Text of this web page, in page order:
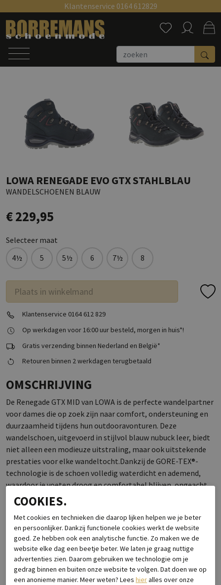
Klantenservice 0164 612829 Zoeken
LOWA RENEGADE EVO GTX STAHLBLAU
WANDELSCHOENEN BLAUW
€ 229,95
Selecteer maat
4½
5 5½ 6 7½ 8
Plaats in winkelmand
Klantenservice 0164 612 829
Op werkdagen voor 16:00 uur besteld, morgen in huis*!
Gratis verzending binnen Nederland en België*
Retouren binnen 2 werkdagen terugbetaald
OMSCHRIJVING
De Renegade GTX MID van LOWA is de perfecte wandelpartner
voor dames die op zoek zijn naar comfort, ondersteuning en
duurzaamheid tijdens hun outdooravonturen. Deze
wandelschoen, uitgevoerd in stijlvol blauw nubuck leer, biedt
niet alleen een modieuze uitstraling, maar ook uitstekende
prestaties voor elke wandeltocht.Dankzij de GORE-TEX®-
technologie is de schoen volledig waterdicht en ademend,
waardoor je voeten droog en comfortabel blijven, ongeacht
het weer. Het nubuck leer zorgt voor een luxe en robuuste
afwerking die bestand is tegen de zwaarste omstandigheden,
terwijl de dempende tussenzool voor optimale
schokabsorptie zorgt, zelfs op ruw terrein.De Mid-hoogte
biedt extra enkelondersteuning en stabiliteit, wat ideaal is
voor wandelingen over onverharde paden en bergachtig
terrein. De Lowa Renegade GTX MID heeft bovendien een
uitstekende grip door de speciaal ontworpen Vibram®-
COOKIES.
Met cookies en technieken die daarop lijken helpen we je beter
en persoonlijker. Dankzij functionele cookies werkt de website
goed. Ze hebben ook een analytische functie. Zo maken we de
website elke dag een beetje beter. We laten je graag nuttige
advertenties zien. Daarom gebruiken we technologie om je
gedrag binnen en buiten onze website te volgen. Dat doen we op
een anonieme manier. Meer weten? Lees hieralles over onze